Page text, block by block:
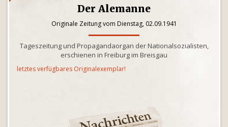
Der Alemanne
Originale Zeitung vom Dienstag, 02.09.1941
Tageszeitung und Propagandaorgan der Nationalsozialisten,
erschienen in Freiburg im Breisgau
letztes verfügbares Originalexemplar!